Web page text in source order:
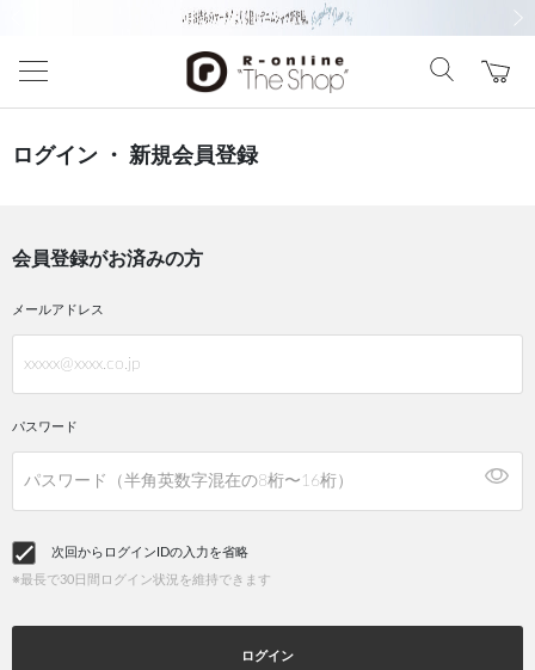
ログイン ・ 新規会員登録
会員登録がお済みの方
メールアドレス
パスワード
次回からログインIDの入力を省略
※最長で30日間ログイン状況を維持できます
ログイン